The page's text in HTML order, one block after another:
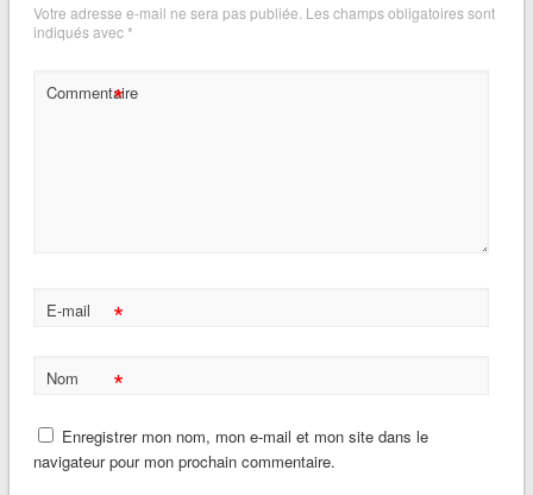
Votre adresse e-mail ne sera pas publiée. Les champs obligatoires sont
indiqués avec*
Commentaire
*
E-mail *
Nom *
Enregistrer mon nom, mon e-mail et mon site dans le
navigateur pour mon prochain commentaire.